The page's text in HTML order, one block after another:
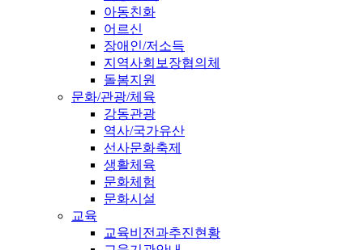
아동친화
어르신
장애인/저소득
지역사회보장협의체
돌봄지원
문화/관광/체육
강동관광
역사/국가유산
선사문화축제
생활체육
문화체험
문화시설
교육
교육비전과추진현황